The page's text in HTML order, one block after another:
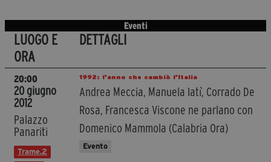
Eventi
LUOGO E
ORA
DETTAGLI
20:00
20 giugno
2012
Palazzo
Panariti
Trame.2
1992: l'anno che cambiò l'Italia
Andrea Meccia, Manuela Iatì, Corrado De
Rosa, Francesca Viscone ne parlano con
Domenico Mammola (Calabria Ora)
Evento